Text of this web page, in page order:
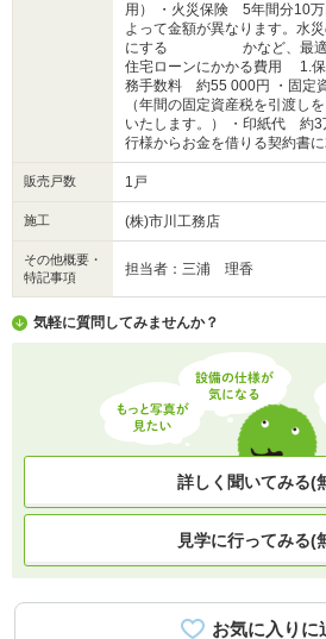
用） ・火災保険 5年間分10
よって金額が異なります。水
にする かなど、最適な
住宅ローンにかかる費用 1.
務手数料 約55 000円 ・固
（年間の固定資産税を引渡し
いたします。） ・印紙代 約
行様からお金を借りる契約
販売戸数 1戸
施工 (株)市川工務店
その他概要・
特記事項
担当者：三浦 理香
気軽に質問してみませんか？
詳しく聞いてみる(
見学に行ってみる(